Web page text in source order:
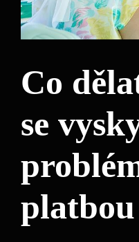
Co
‌se
platbou